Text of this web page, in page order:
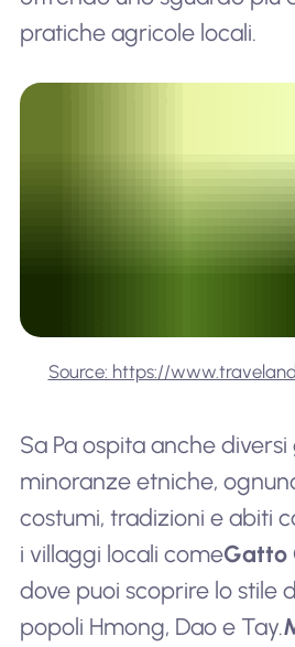
pratiche agricole locali.
Source: https://
Sa Pa ospita anche
minoranze etniche,
costumi, tradizioni e abiti
i villaggi locali comeGatto
dove puoi scoprire lo stile
popoli Hmong, Dao e Tay.